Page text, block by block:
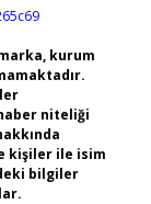
kurum
niteliği
kişiler ile isim
bilgiler